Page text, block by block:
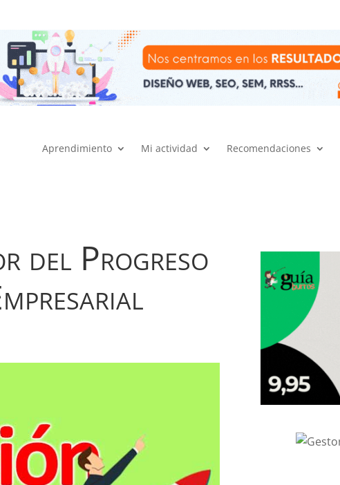
Aprendimiento Mi actividad Recomendaciones
del Progreso